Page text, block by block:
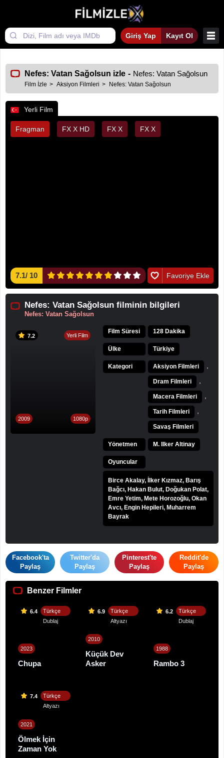
Giriş Yap Kayıt Ol
Nefes: Vatan Sağolsun izle - Nefes: Vatan Sağolsun
Film İzle Aksiyon Filmleri Nefes: Vatan Sağolsun
Yerli Film
Fragman FX X HD FX X FX X
7.1/ 10 Favoriye Ekle
Nefes: Vatan Sağolsun filminin bilgileri
Nefes: Vatan Sağolsun
7.2 Yerli Film
2009 1080p
Film Süresi 128 Dakika
Ülke Türkiye
Kategori Aksiyon Filmleri
Dram Filmleri
Macera Filmleri
Tarih Filmleri
Savaş Filmleri
Yönetmen M. Ilker Altinay
Oyuncular
Birce Akalay, İlker Kızmaz, Barış
Bağcı, Hakan Bulut, Doğukan Polat,
Emre Yetim, Mete Horozoğlu, Okan
Avcı, Engin Hepileri, Muharrem
Bayrak
Facebook'ta
Paylaş
Twitter'da
Paylaş
Pinterest'te
Paylaş
Reddit'de
Paylaş
Benzer Filmler
6.4
Türkçe
Dublaj
2023
Chupa
6.9
Türkçe
Altyazı
2010
Küçük Dev
Asker
6.2
Türkçe
Dublaj
1988
Rambo 3
7.4
Türkçe
Altyazı
2021
Ölmek İçin
Zaman Yok